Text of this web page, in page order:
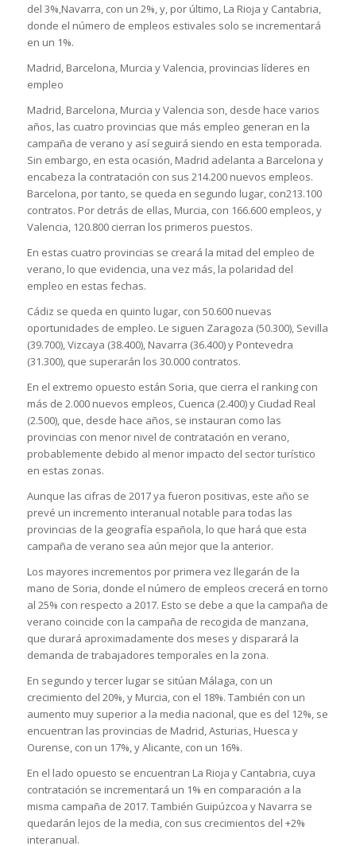
del 3%,Navarra, con un 2%, y, por último, La Rioja y Cantabria,
donde el número de empleos estivales solo se incrementará
en un 1%.
Madrid, Barcelona, Murcia y Valencia, provincias líderes en
empleo
Madrid, Barcelona, Murcia y Valencia son, desde hace varios
años, las cuatro provincias que más empleo generan en la
campaña de verano y así seguirá siendo en esta temporada.
Sin embargo, en esta ocasión, Madrid adelanta a Barcelona y
encabeza la contratación con sus 214.200 nuevos empleos.
Barcelona, por tanto, se queda en segundo lugar, con213.100
contratos. Por detrás de ellas, Murcia, con 166.600 empleos, y
Valencia, 120.800 cierran los primeros puestos.
En estas cuatro provincias se creará la mitad del empleo de
verano, lo que evidencia, una vez más, la polaridad del
empleo en estas fechas.
Cádiz se queda en quinto lugar, con 50.600 nuevas
oportunidades de empleo. Le siguen Zaragoza (50.300), Sevilla
(39.700), Vizcaya (38.400), Navarra (36.400) y Pontevedra
(31.300), que superarán los 30.000 contratos.
En el extremo opuesto están Soria, que cierra el ranking con
más de 2.000 nuevos empleos, Cuenca (2.400) y Ciudad Real
(2.500), que, desde hace años, se instauran como las
provincias con menor nivel de contratación en verano,
probablemente debido al menor impacto del sector turístico
en estas zonas.
Aunque las cifras de 2017 ya fueron positivas, este año se
prevé un incremento interanual notable para todas las
provincias de la geografía española, lo que hará que esta
campaña de verano sea aún mejor que la anterior.
Los mayores incrementos por primera vez llegarán de la
mano de Soria, donde el número de empleos crecerá en torno
al 25% con respecto a 2017. Esto se debe a que la campaña de
verano coincide con la campaña de recogida de manzana,
que durará aproximadamente dos meses y disparará la
demanda de trabajadores temporales en la zona.
En segundo y tercer lugar se sitúan Málaga, con un
crecimiento del 20%, y Murcia, con el 18%. También con un
aumento muy superior a la media nacional, que es del 12%, se
encuentran las provincias de Madrid, Asturias, Huesca y
Ourense, con un 17%, y Alicante, con un 16%.
En el lado opuesto se encuentran La Rioja y Cantabria, cuya
contratación se incrementará un 1% en comparación a la
misma campaña de 2017. También Guipúzcoa y Navarra se
quedarán lejos de la media, con sus crecimientos del +2%
interanual.